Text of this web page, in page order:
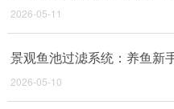
2026-05-11
景观鱼池过滤系统：养鱼新
2026-05-10